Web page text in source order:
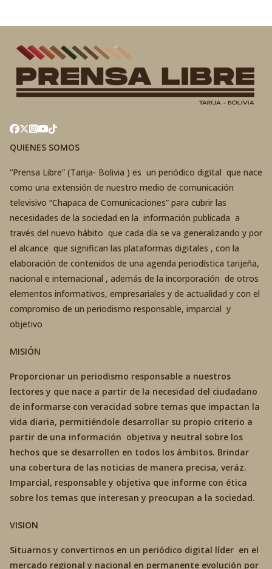
QUIENES SOMOS
“Prensa Libre” (Tarija- Bolivia ) es un periódico digital que nace
como una extensión de nuestro medio de comunicación
televisivo “Chapaca de Comunicaciones” para cubrir las
necesidades de la sociedad en la información publicada a
través del nuevo hábito que cada día se va generalizando y por
el alcance que significan las plataformas digitales , con la
elaboración de contenidos de una agenda periodística tarijeña,
nacional e internacional , además de la incorporación de otros
elementos informativos, empresariales y de actualidad y con el
compromiso de un periodismo responsable, imparcial y
objetivo
MISIÓN
Proporcionar un periodismo responsable a nuestros
lectores y que nace a partir de la necesidad del ciudadano
de informarse con veracidad sobre temas que impactan la
vida diaria, permitiéndole desarrollar su propio criterio a
partir de una información objetiva y neutral sobre los
hechos que se desarrollen en todos los ámbitos. Brindar
una cobertura de las noticias de manera precisa, veráz.
Imparcial, responsable y objetiva que informe con ética
sobre los temas que interesan y preocupan a la sociedad.
VISION
Situarnos y convertirnos en un periódico digital líder en el
mercado regional y nacional en permanente evolución por